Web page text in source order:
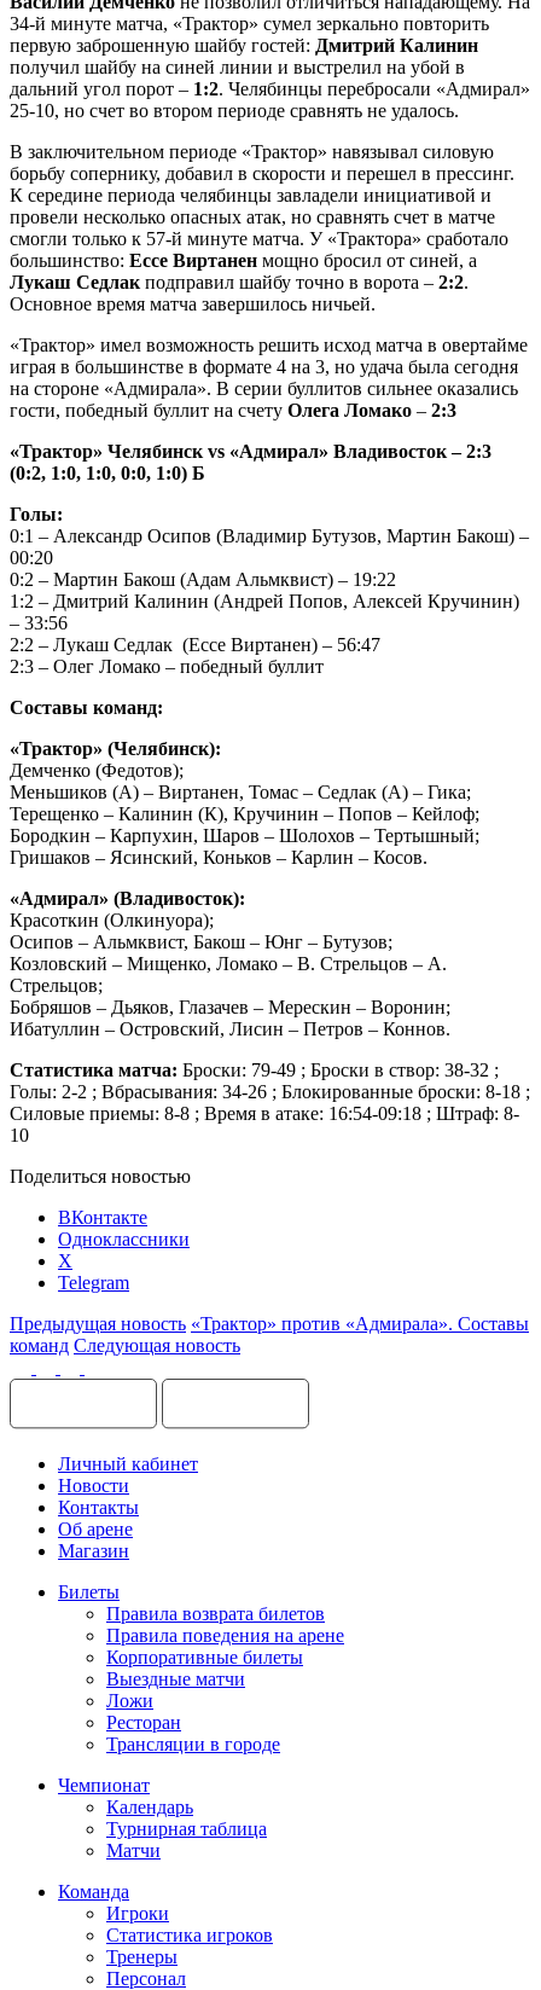
34-й минуте матча, «Трактор» сумел зеркально повторить
первую заброшенную шайбу гостей: Дмитрий Калинин
получил шайбу на синей линии и выстрелил на убой в
дальний угол порот – 1:2. Челябинцы перебросали «Адмирал»
25-10, но счет во втором периоде сравнять не удалось.
В заключительном периоде «Трактор» навязывал силовую
борьбу сопернику, добавил в скорости и перешел в прессинг.
К середине периода челябинцы завладели инициативой и
провели несколько опасных атак, но сравнять счет в матче
смогли только к 57-й минуте матча. У «Трактора» сработало
большинство: Ессе Виртанен мощно бросил от синей, а
Лукаш Седлак подправил шайбу точно в ворота – 2:2.
Основное время матча завершилось ничьей.
«Трактор» имел возможность решить исход матча в овертайме
играя в большинстве в формате 4 на 3, но удача была сегодня
на стороне «Адмирала». В серии буллитов сильнее оказались
гости, победный буллит на счету Олега Ломако – 2:3
«Трактор» Челябинск vs «Адмирал» Владивосток – 2:3
(0:2, 1:0, 1:0, 0:0, 1:0) Б
Голы:
0:1 – Александр Осипов (Владимир Бутузов, Мартин Бакош) –
00:20
0:2 – Мартин Бакош (Адам Альмквист) – 19:22
1:2 – Дмитрий Калинин (Андрей Попов, Алексей Кручинин)
– 33:56
2:2 – Лукаш Седлак (Ессе Виртанен) – 56:47
2:3 – Олег Ломако – победный буллит
Составы команд:
«Трактор» (Челябинск):
Демченко (Федотов);
Меньшиков (А) – Виртанен, Томас – Седлак (А) – Гика;
Терещенко – Калинин (К), Кручинин – Попов – Кейлоф;
Бородкин – Карпухин, Шаров – Шолохов – Тертышный;
Гришаков – Ясинский, Коньков – Карлин – Косов.
«Адмирал» (Владивосток):
Красоткин (Олкинуора);
Осипов – Альмквист, Бакош – Юнг – Бутузов;
Козловский – Мищенко, Ломако – В. Стрельцов – А.
Стрельцов;
Бобряшов – Дьяков, Глазачев – Мерескин – Воронин;
Ибатуллин – Островский, Лисин – Петров – Коннов.
Статистика матча: Броски: 79-49 ; Броски в створ: 38-32 ;
Голы: 2-2 ; Вбрасывания: 34-26 ; Блокированные броски: 8-18 ;
Силовые приемы: 8-8 ; Время в атаке: 16:54-09:18 ; Штраф: 8-
10
Поделиться новостью
ВКонтакте
Одноклассники
X
Telegram
Предыдущая новость «Трактор» против «Адмирала». Составы
команд Следующая новость
Личный кабинет
Новости
Контакты
Об арене
Магазин
Билеты
Правила возврата билетов
Правила поведения на арене
Корпоративные билеты
Выездные матчи
Ложи
Ресторан
Трансляции в городе
Чемпионат
Календарь
Турнирная таблица
Матчи
Команда
Игроки
Статистика игроков
Тренеры
Персонал